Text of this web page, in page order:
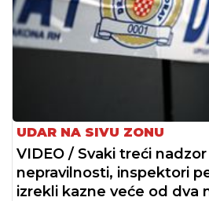
UDAR NA SIVU ZONU
VIDEO / Svaki treći
nepravilnosti, inspektori
izrekli kazne veće od dva